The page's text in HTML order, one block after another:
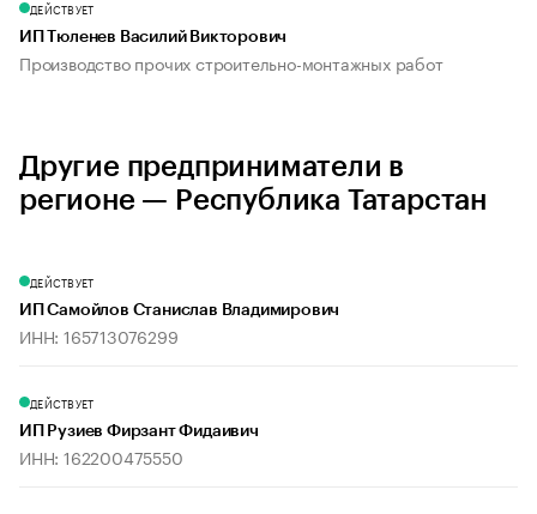
ДЕЙСТВУЕТ
ИП Тюленев Василий Викторович
Производство прочих строительно-монтажных работ
Другие предприниматели в
регионе — Республика Татарстан
ДЕЙСТВУЕТ
ИП Самойлов Станислав Владимирович
ИНН: 165713076299
ДЕЙСТВУЕТ
ИП Рузиев Фирзант Фидаивич
ИНН: 162200475550